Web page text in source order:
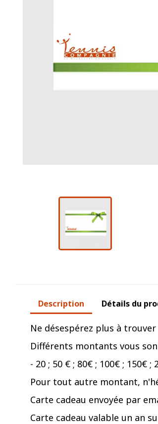
Description Détails du
Ne désespérez plus à
Différents montants vous
- 20 ; 50 € ; 80€ ; 100€ ; 150€ ;
Pour tout autre montant,
Carte cadeau envoyée par
Carte cadeau valable un an